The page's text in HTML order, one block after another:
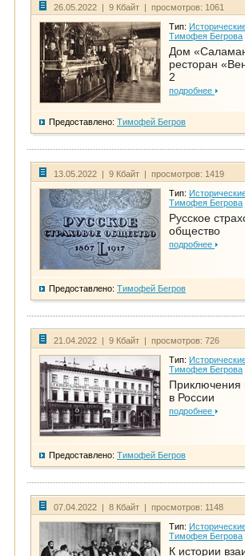
26.05.2022 | 9 Кбайт | просмотров: 1061
Тип:
Тимофея Бегрова
Дом
ресторан
2
подробнее
Предоставлено: Тимофей Бегров
13.05.2022 | 9 Кбайт | просмотров: 1419
Тип:
Тимофея Бегрова
Русское
общество
подробнее
Предоставлено: Тимофей Бегров
21.04.2022 | 9 Кбайт | просмотров: 726
Тип:
Тимофея Бегрова
Приключения
в России
подробнее
Предоставлено: Тимофей Бегров
07.04.2022 | 8 Кбайт | просмотров: 1148
Тип:
Тимофея Бегрова
К истории